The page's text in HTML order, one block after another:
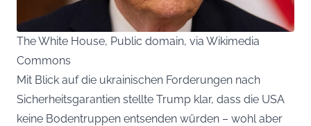
The White House, Public domain, via Wikimedia
Commons
Mit Blick auf die ukrainischen Forderungen nach
Sicherheitsgarantien stellte Trump klar, dass die USA
keine Bodentruppen entsenden würden – wohl aber